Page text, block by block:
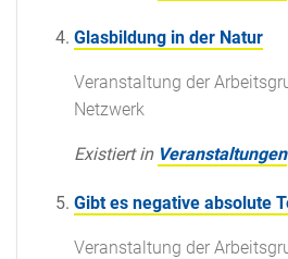
Glasbildung in der Natur
Veranstaltung der
Netzwerk
Existiert in Veranstaltungen
Gibt es negative absolute
Veranstaltung der